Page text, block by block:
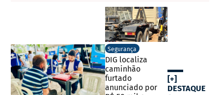
Segurança
DIG localiza
caminhão
furtado
anunciado por
[+]
DESTAQUE